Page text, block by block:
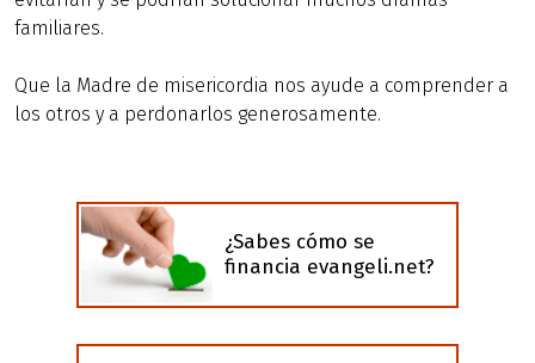
familiares.
Que la Madre de misericordia nos ayude a comprender a
los otros y a perdonarlos generosamente.
¿Sabes cómo se
financia evangeli.net?